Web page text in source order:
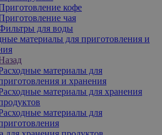
кофе
чая
для воды
материалы для приготовления и
материалы для
и хранения
материалы для хранения
материалы для